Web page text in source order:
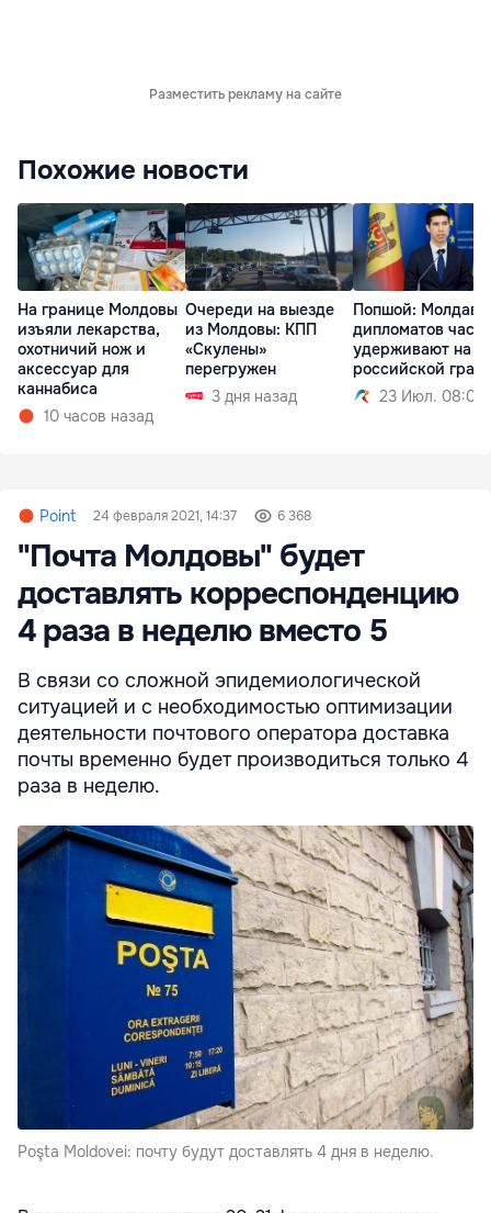
Разместить рекламу на сайте
Похожие новости
На границе Молдовы
изъяли лекарства,
охотничий нож и
аксессуар для
каннабиса
10 часов назад
Очереди на выезде
из Молдовы: КПП
«Скулены»
перегружен
3 дня назад
Попшой:
дипломатов
удерживают на
российской
23 Июл. 08:02
Point 24 февраля 2021, 14:37 6 368
"Почта Молдовы" будет
доставлять корреспонденцию
4 раза в неделю вместо 5
В связи со сложной эпидемиологической
ситуацией и с необходимостью оптимизации
деятельности почтового оператора доставка
почты временно будет производиться только 4
раза в неделю.
Poşta Moldovei: почту будут доставлять 4 дня в неделю.